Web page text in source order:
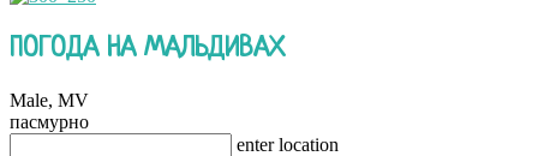
ПОГОДА НА МАЛЬДИВАХ
Male, MV
пасмурно
enter location